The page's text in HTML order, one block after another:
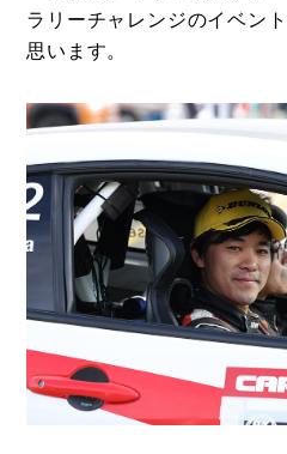
ラリーチャレンジのイベン
思います。